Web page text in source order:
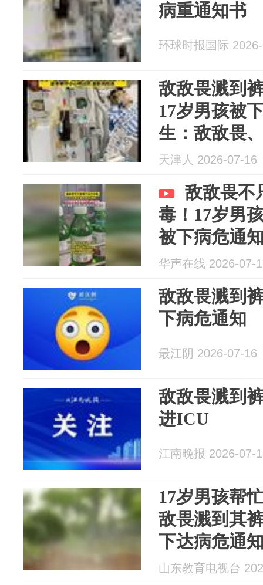
病重通知书
环球时报国际
敌敌畏溅到
17岁男孩被
生：敌敌畏
等，绝非只
天津人 2026-07-16
敌敌畏不
毒！17岁男
被下病危通
华声在线 2026-07-
敌敌畏溅到
下病危通知
最江阴 2026-07-16
敌敌畏溅到
进ICU
江南晚报 2026-07-
17岁男孩帮
敌畏溅到其
下达病危通
山东教育电视台